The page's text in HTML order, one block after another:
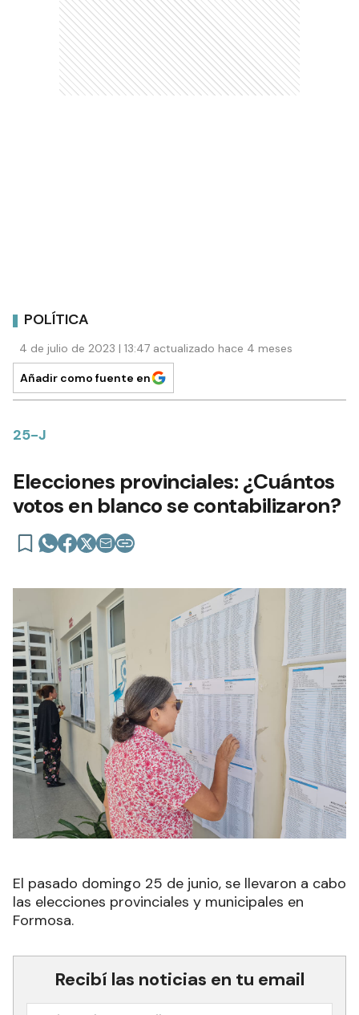
POLÍTICA
4 de julio de 2023 | 13:47 actualizado hace 4 meses
Añadir como fuente en
25-J
Elecciones provinciales: ¿Cuántos
votos en blanco se contabilizaron?
El pasado domingo 25 de junio, se llevaron a cabo
las elecciones provinciales y municipales en
Formosa.
Recibí las noticias en tu email